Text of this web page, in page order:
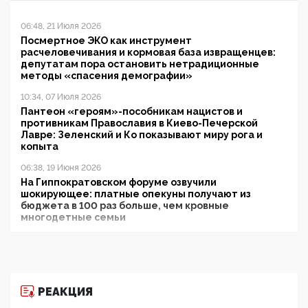
06:48, 21 Июля 2026
Посмертное ЭКО как инструмент
расчеловечивания и кормовая база извращенцев:
депутатам пора остановить нетрадиционные
методы «спасения демографии»
10:34, 07 Июля 2026
Пантеон «героям»-пособникам нацистов и
противникам Православия в Киево-Печерской
Лавре: Зеленский и Ко показывают миру рога и
копыта
06:38, 19 Июня 2026
На Гиппократовском форуме озвучили
шокирующее: платные опекуны получают из
бюджета в 100 раз больше, чем кровные
многодетные семьи
11:53, 09 Июня 2026
РЕАКЦИЯ